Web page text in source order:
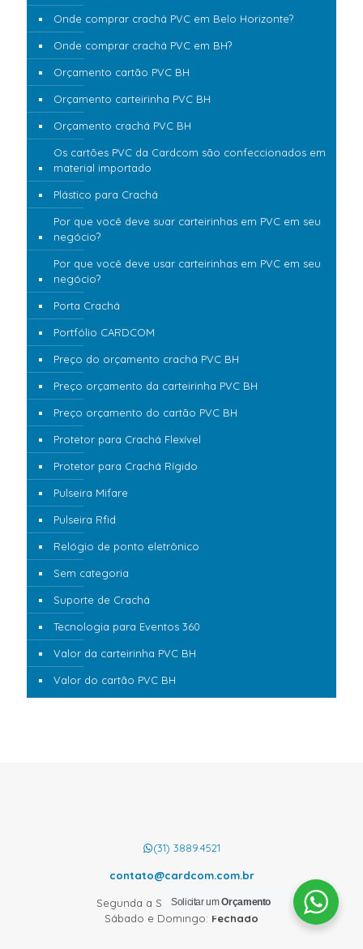
Onde comprar crachá PVC em Belo Horizonte?
Onde comprar crachá PVC em BH?
Orçamento cartão PVC BH
Orçamento carteirinha PVC BH
Orçamento crachá PVC BH
Os cartões PVC da Cardcom são confeccionados em
material importado
Plástico para Crachá
Por que você deve suar carteirinhas em PVC em seu
negócio?
Por que você deve usar carteirinhas em PVC em seu
negócio?
Porta Crachá
Portfólio CARDCOM
Preço do orçamento crachá PVC BH
Preço orçamento da carteirinha PVC BH
Preço orçamento do cartão PVC BH
Protetor para Crachá Flexível
Protetor para Crachá Rígido
Pulseira Mifare
Pulseira Rfid
Relógio de ponto eletrônico
Sem categoria
Suporte de Crachá
Tecnologia para Eventos 360
Valor da carteirinha PVC BH
Valor do cartão PVC BH
(31) 3889.4521
contato@cardcom.com.br
Segunda a Sexta:08:00 às 18:00
Sábado e Domingo: Fechado
Solicitar umOrçamento